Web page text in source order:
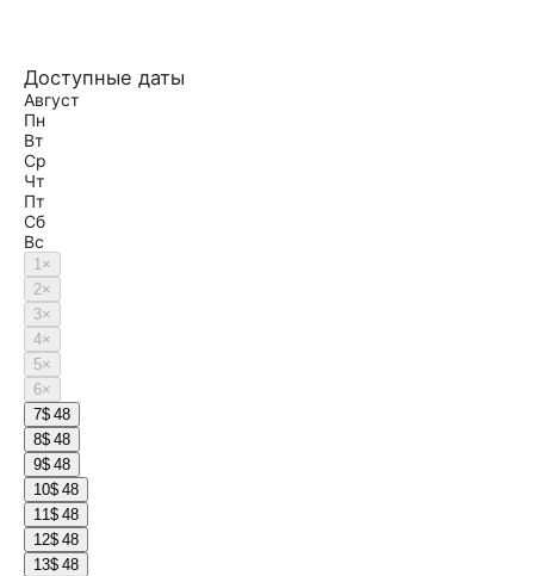
Доступные даты
Август
Пн
Вт
Ср
Чт
Пт
Сб
Вс
1×
2×
3×
4×
5×
6×
7$ 48
8$ 48
9$ 48
10$ 48
11$ 48
12$ 48
13$ 48